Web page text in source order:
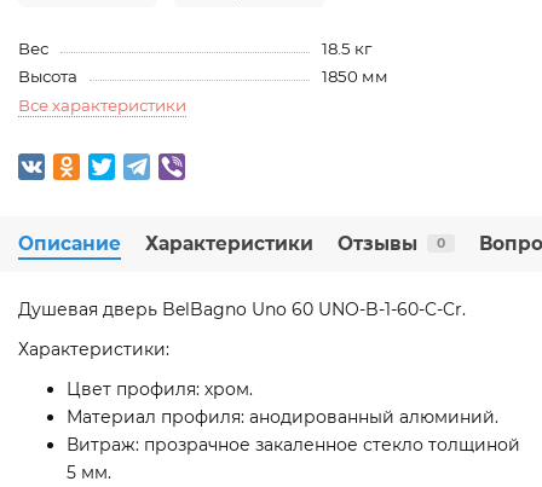
Вес
18.5 кг
Высота
1850 мм
Все характеристики
Описание Характеристики Отзывы 0
Душевая дверь BelBagno Uno 60 UNO-B-1-60-C-Cr.
Характеристики:
Цвет профиля: хром.
Материал профиля: анодированный алюминий.
Витраж: прозрачное закаленное стекло толщиной
5 мм.